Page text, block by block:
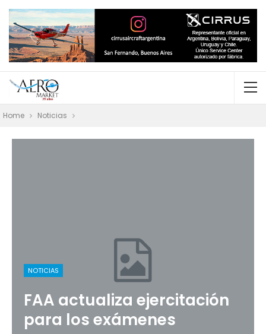
Home Noticias
NOTICIAS
FAA actualiza ejercitación
para los exámenes